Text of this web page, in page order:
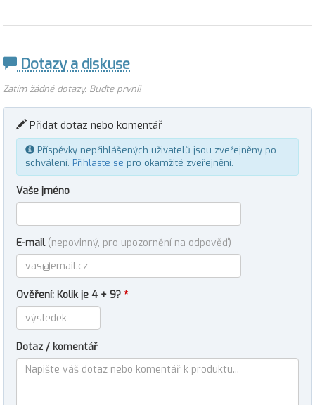
Dotazy a diskuse
Zatím žádné dotazy. Buďte první!
Přidat dotaz nebo komentář
Příspěvky nepřihlášených uživatelů jsou zveřejněny po
schválení. Přihlaste se pro okamžité zveřejnění.
Vaše jméno
E-mail (nepovinný, pro upozornění na odpověď)
Ověření: Kolik je 4 + 9? *
Dotaz / komentář